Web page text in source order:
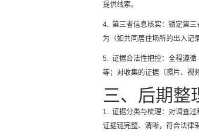
提供线索。
4. 第三者信息核实：锁定第三
为（如共同居住场所的出入记
5. 证据合法性把控：全程遵循
等；对收集的证据（照片、视
三、后期整
1. 证据分类与梳理：对调查
证据链完整、清晰，符合法律